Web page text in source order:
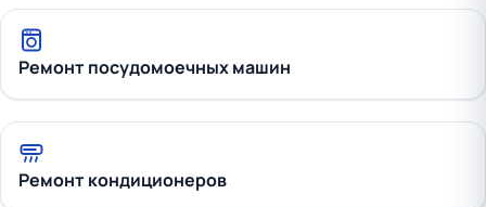
Ремонт посудомоечных машин
Ремонт кондиционеров